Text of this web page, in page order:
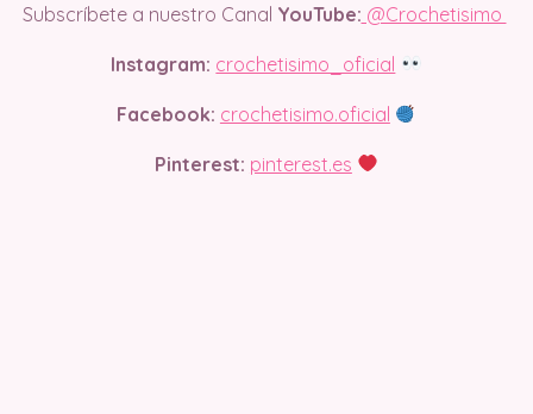
Subscríbete a nuestro Canal YouTube: @Crochetisimo
Instagram: crochetisimo_oficial
Facebook: crochetisimo.oficial
Pinterest: pinterest.es